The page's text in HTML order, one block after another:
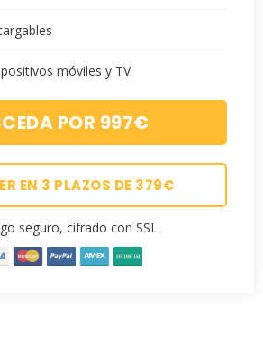
móviles y TV
POR 997€
EN 3 PLAZOS DE 379€
seguro, cifrado con SSL